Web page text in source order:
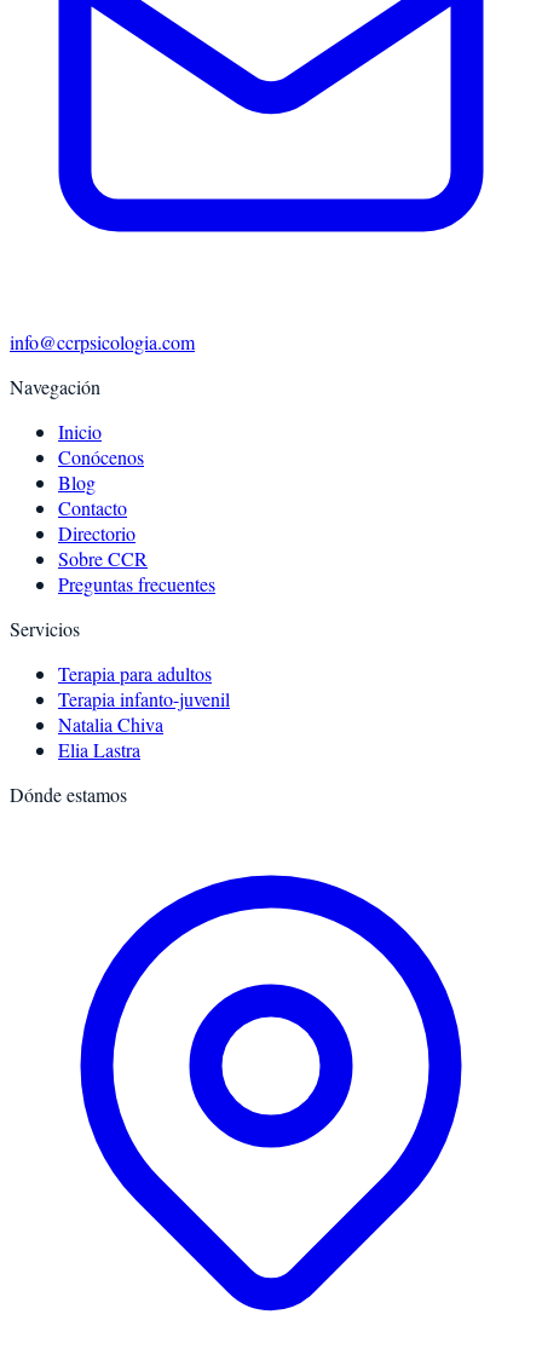
info@ccrpsicologia.com
Navegación
Inicio
Conócenos
Blog
Contacto
Directorio
Sobre CCR
Preguntas frecuentes
Servicios
Terapia para adultos
Terapia infanto-juvenil
Natalia Chiva
Elia Lastra
Dónde estamos